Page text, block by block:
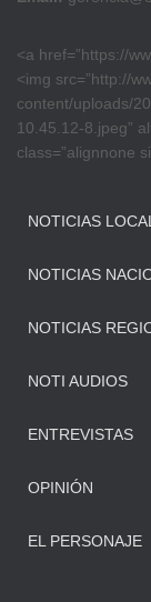
<a href=”https://
<img src=”http://
content/uploads/
10.45.12-8.jpeg”
class=”alignnone
NOTICIAS LOCAL
NOTICIAS
NOTICIAS
NOTI AUDIOS
ENTREVISTAS
OPINIÓN
EL PERSONAJE